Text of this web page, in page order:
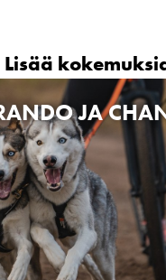
Lisää
JA